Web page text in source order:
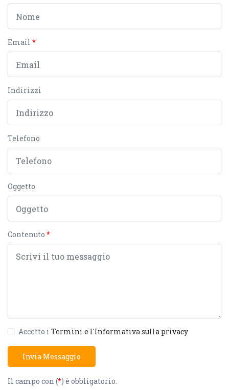
Email
Indirizzi
Telefono
Oggetto
Contenuto
Accetto i Termini e l'Informativa sulla privacy
Invia Messaggio
Il campo con (*) è obbligatorio.